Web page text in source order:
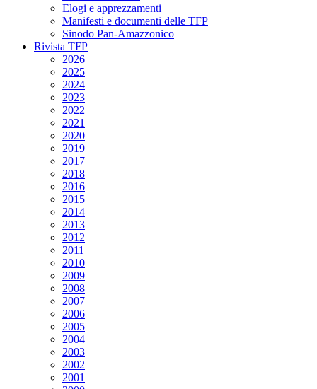
Elogi e apprezzamenti
Manifesti e documenti delle TFP
Sinodo Pan-Amazzonico
Rivista TFP
2026
2025
2024
2023
2022
2021
2020
2019
2017
2018
2016
2015
2014
2013
2012
2011
2010
2009
2008
2007
2006
2005
2004
2003
2002
2001